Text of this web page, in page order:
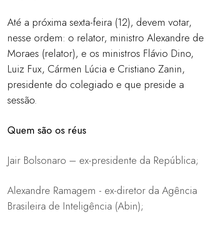
Até a próxima sexta-feira (12), devem votar,
nesse ordem: o relator, ministro Alexandre de
Moraes (relator), e os ministros Flávio Dino,
Luiz Fux, Cármen Lúcia e Cristiano Zanin,
presidente do colegiado e que preside a
sessão.
Quem são os réus
Jair Bolsonaro – ex-presidente da República;
Alexandre Ramagem - ex-diretor da Agência
Brasileira de Inteligência (Abin);